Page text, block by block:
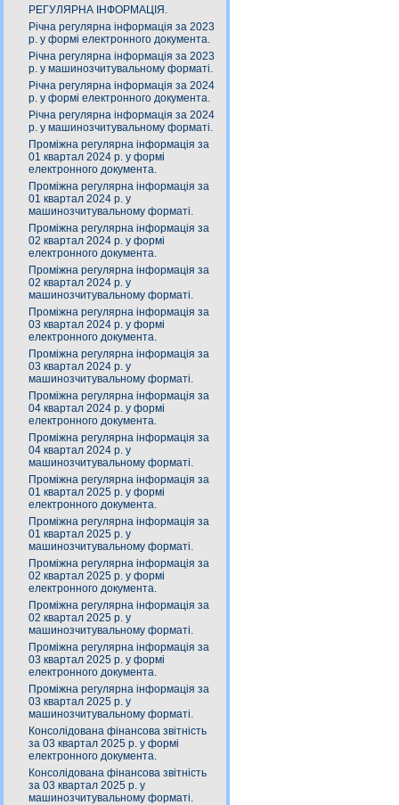
РЕГУЛЯРНА ІНФОРМАЦІЯ.
Річна регулярна інформація за 2023
р. у формі електронного документа.
Річна регулярна інформація за 2023
р. у машинозчитувальному форматі.
Річна регулярна інформація за 2024
р. у формі електронного документа.
Річна регулярна інформація за 2024
р. у машинозчитувальному форматі.
Проміжна регулярна інформація за
01 квартал 2024 р. у формі
електронного документа.
Проміжна регулярна інформація за
01 квартал 2024 р. у
машинозчитувальному форматі.
Проміжна регулярна інформація за
02 квартал 2024 р. у формі
електронного документа.
Проміжна регулярна інформація за
02 квартал 2024 р. у
машинозчитувальному форматі.
Проміжна регулярна інформація за
03 квартал 2024 р. у формі
електронного документа.
Проміжна регулярна інформація за
03 квартал 2024 р. у
машинозчитувальному форматі.
Проміжна регулярна інформація за
04 квартал 2024 р. у формі
електронного документа.
Проміжна регулярна інформація за
04 квартал 2024 р. у
машинозчитувальному форматі.
Проміжна регулярна інформація за
01 квартал 2025 р. у формі
електронного документа.
Проміжна регулярна інформація за
01 квартал 2025 р. у
машинозчитувальному форматі.
Проміжна регулярна інформація за
02 квартал 2025 р. у формі
електронного документа.
Проміжна регулярна інформація за
02 квартал 2025 р. у
машинозчитувальному форматі.
Проміжна регулярна інформація за
03 квартал 2025 р. у формі
електронного документа.
Проміжна регулярна інформація за
03 квартал 2025 р. у
машинозчитувальному форматі.
Консолідована фінансова звітність
за 03 квартал 2025 р. у формі
електронного документа.
Консолідована фінансова звітність
за 03 квартал 2025 р. у
машинозчитувальному форматі.